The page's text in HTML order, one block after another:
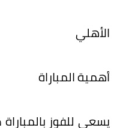
الأهلي
أهمية المباراة
يسعى للفوز